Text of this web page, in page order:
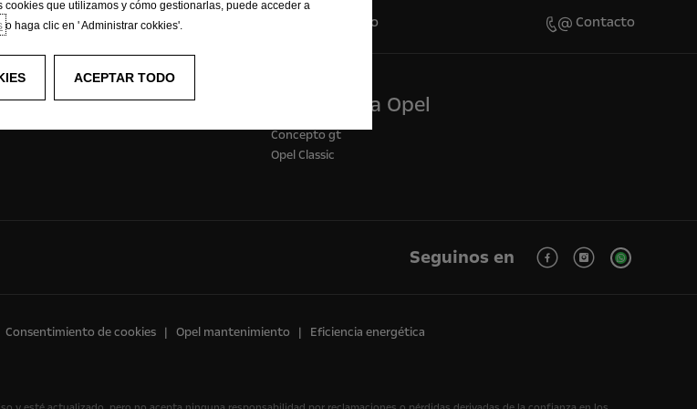
Drive Solicitar Presupuesto Contacto
Experiencia Opel
Concepto gt
Opel Classic
Seguinos en
Consentimiento de cookies Opel mantenimiento Eficiencia energética
cookies que utilizamos y cómo gestionarlas, puede acceder a
o haga clic en ' Administrar cokkies'.
ACEPTAR TODO